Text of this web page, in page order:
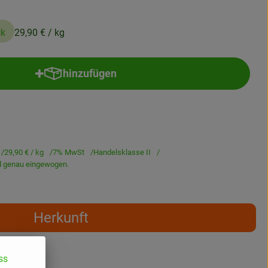
29,90 € / kg
hinzufügen
Produkt zum Warenkorb hinzufügen
29,90 € / kg 7% MwSt
Handelsklasse II
genau eingewogen.
Herkunft